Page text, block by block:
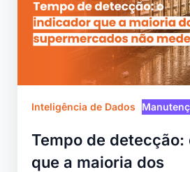
Inteligência de Dados
Tempo de
que a maioria dos